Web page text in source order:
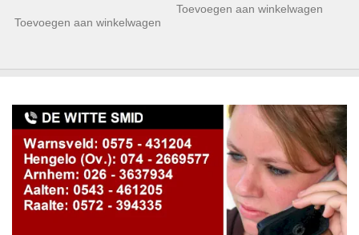
Toevoegen aan winkelwagen
Toevoegen aan winkelwagen